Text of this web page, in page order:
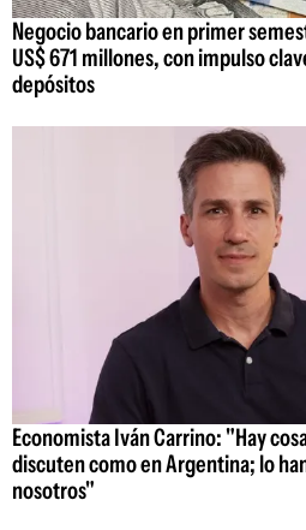
Negocio bancario en primer
US$ 671 millones, con impulso
depósitos
Economista Iván Carrino: "Hay
discuten como en Argentina; lo
nosotros"